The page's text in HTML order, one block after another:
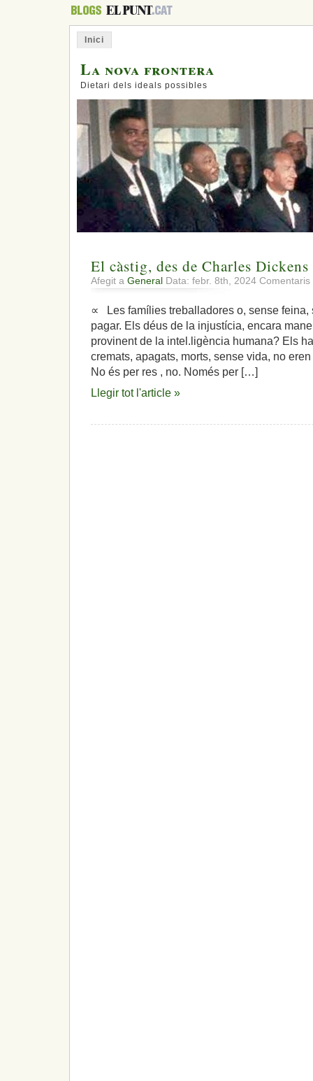
Inici
La nova frontera
Dietari dels ideals possibles
El càstig, des de Charles Dickens
Afegit a General Data: febr. 8th, 2024 Comentaris
∝ Les famílies treballadores o, sense feina,
pagar. Els déus de la injustícia, encara
provinent de la intel.ligència humana? Els
cremats, apagats, morts, sense vida, no
No és per res , no. Només per […]
Llegir tot l'article »